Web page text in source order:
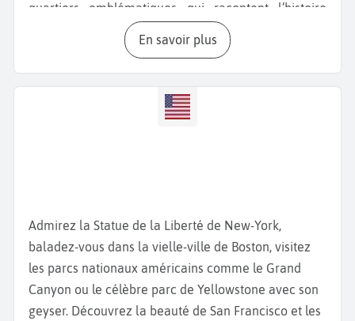
quartiers emblématiques qui racontent l’histoire
américaine à chaque coin de rue.
séjour à Washington
de Georgetown, l’un des plus anciens de la ville.
Admirez l’architecture des maisons en briques
majestueux, siège du Congrès américain, peut se
visiter gratuitement avec une réservation préalable.
Son dôme emblématique et ses fresques intérieures
illustrent les grands moments de la démocratie
En savoir plus
Admirez la Statue de la Liberté de New-York,
baladez-vous dans la vielle-ville de Boston, visitez
les parcs nationaux américains comme le Grand
Canyon ou le célèbre parc de Yellowstone avec son
geyser. Découvrez la beauté de San Francisco et les